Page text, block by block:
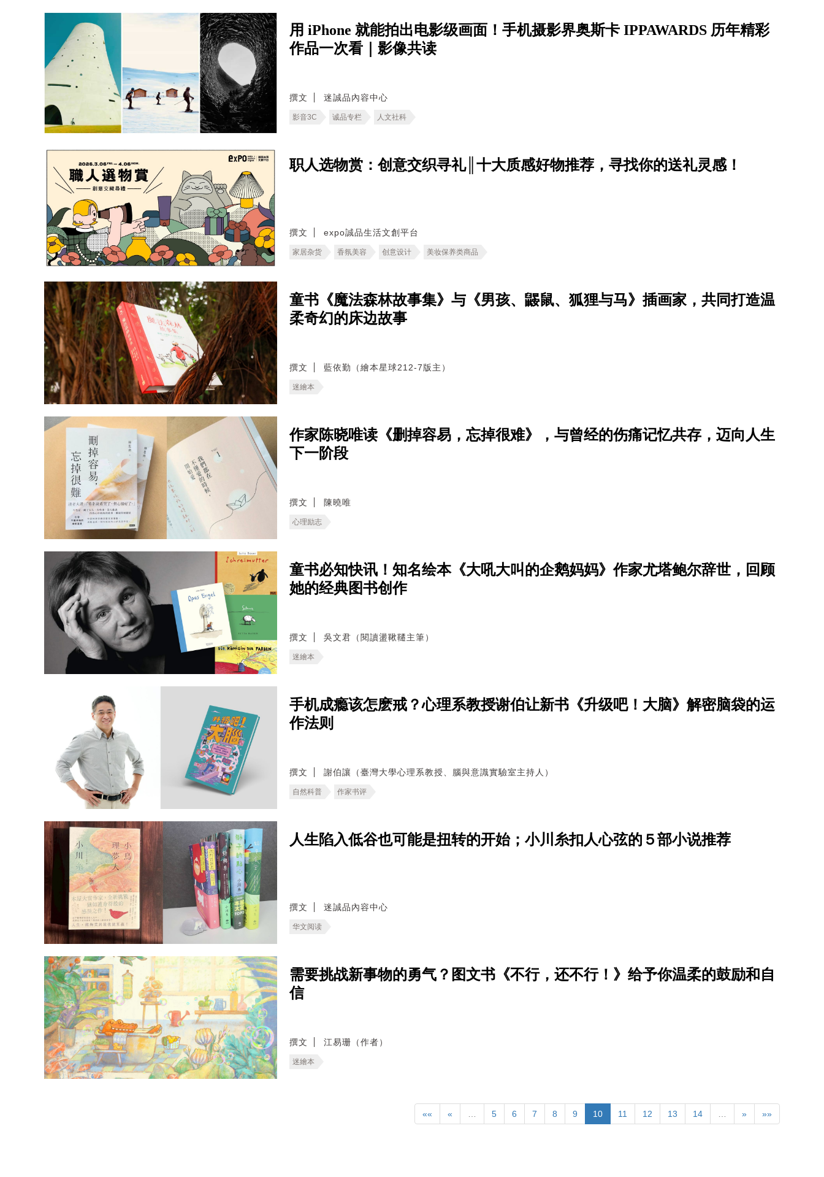
用 iPhone 就能拍出电影级画面！手机摄影界奥斯卡 IPPAWARDS 历年精彩
作品一次看｜影像共读
撰文 迷誠品內容中心
影音3C 诚品专栏 人文社科
职人选物赏：创意交织寻礼║十大质感好物推荐，寻找你的送礼灵感！
撰文 expo誠品生活文創平台
家居杂货 香氛美容 创意设计 美妆保养类商品
童书《魔法森林故事集》与《男孩、鼹鼠、狐狸与马》插画家，共同打造温
柔奇幻的床边故事
撰文 藍依勤（繪本星球212-7版主）
迷繪本
作家陈晓唯读《删掉容易，忘掉很难》，与曾经的伤痛记忆共存，迈向人生
下一阶段
撰文 陳曉唯
心理励志
童书必知快讯！知名绘本《大吼大叫的企鹅妈妈》作家尤塔鲍尔辞世，回顾
她的经典图书创作
撰文 吳文君（閱讀盪鞦韆主筆）
迷繪本
手机成瘾该怎麽戒？心理系教授谢伯让新书《升级吧！大脑》解密脑袋的运
作法则
撰文 謝伯讓（臺灣大學心理系教授、腦與意識實驗室主持人）
自然科普 作家书评
人生陷入低谷也可能是扭转的开始；小川糸扣人心弦的５部小说推荐
撰文 迷誠品內容中心
华文阅读
需要挑战新事物的勇气？图文书《不行，还不行！》给予你温柔的鼓励和自
信
撰文 江易珊（作者）
迷繪本
«« « … 5 6 7 8 9 10 11 12 13 14 … » »»